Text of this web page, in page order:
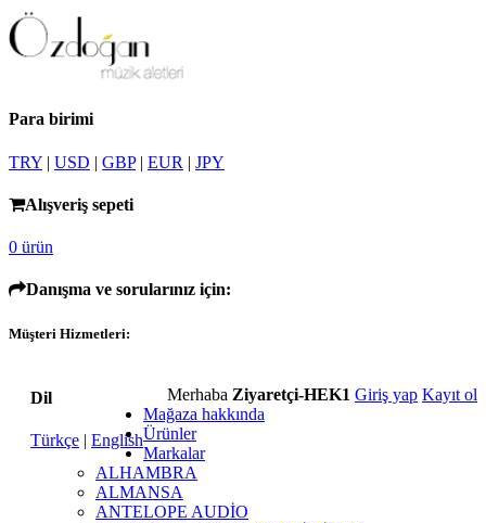
Para birimi
TRY | USD | GBP| EUR | JPY
Alışveriş sepeti
0 ürün
Danışma ve sorularınız için:
Müşteri Hizmetleri:
Dil
Türkçe | English
Merhaba Ziyaretçi-HEK1 Giriş yap Kayıt ol
Mağaza hakkında
Ürünler
Markalar
ALHAMBRA
ALMANSA
ANTELOPE AUDİO